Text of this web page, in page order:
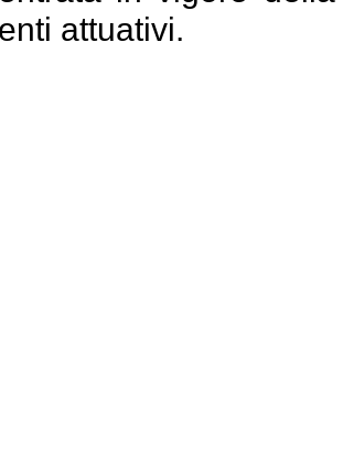
attuativi.